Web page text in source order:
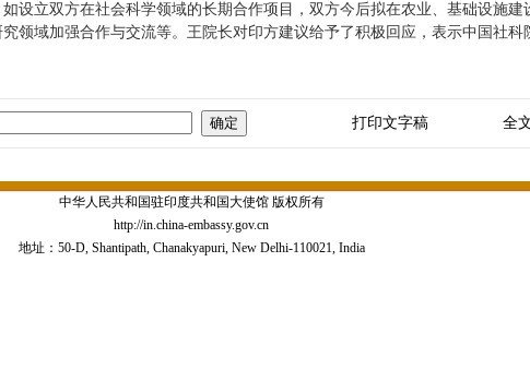
设立双方在社会科学领域的长期合作项目，双方今后拟在农业、基础设施建
领域加强合作与交流等。王院长对印方建议给予了积极回应，表示中国社科
打印文字稿 全
中华人民共和国驻印度共和国大使馆 版权所有
http://in.china-embassy.gov.cn
地址：50-D, Shantipath, Chanakyapuri, New Delhi-110021, India